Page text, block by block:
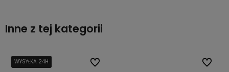
Inne z tej kategorii
WYSYŁKA 24H
WYSYŁKA 24H Do ulubionych
Do ulubionych Do
Do